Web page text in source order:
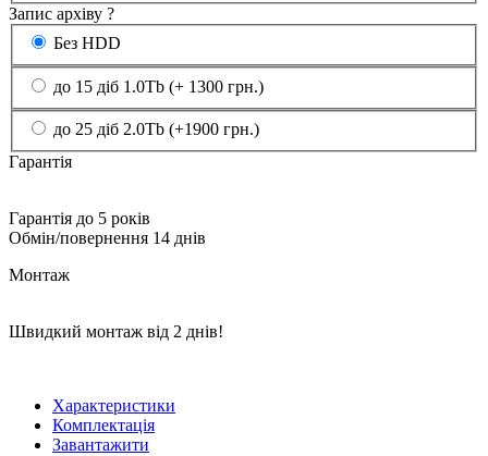
Запис архіву ?
Без HDD
до 15 діб 1.0Tb (+ 1300 грн.)
до 25 діб 2.0Tb (+1900 грн.)
Гарантія
Гарантія до 5 років
Обмін/повернення 14 днів
Монтаж
Швидкий монтаж від 2 днів!
Характеристики
Комплектація
Завантажити